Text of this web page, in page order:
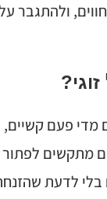
ולהתגבר
מדי פעם
מתקשים
בלי לדעת